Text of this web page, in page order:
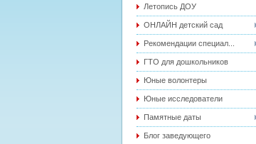
Летопись ДОУ
ОНЛАЙН детский сад
Рекомендации специал...
ГТО для дошкольников
Юные волонтеры
Юные исследователи
Памятные даты
Блог заведующего